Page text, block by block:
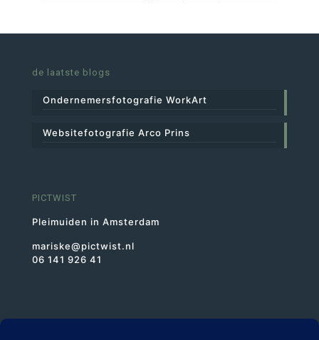
de laatste blogs
Ondernemersfotografie WorkArt
Websitefotografie Arco Prins
PICTWIST
Pleimuiden in Amsterdam
mariske@pictwist.nl
06 141 926 41